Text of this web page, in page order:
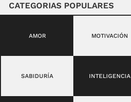
CATEGORIAS POPULARES
AMOR MOTIVACIÓN
SABIDURÍA INTELIGENCIA